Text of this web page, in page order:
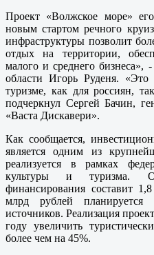
Проект «Волжское море»
новым стартом речного
инфраструктуры позволит
отдых на территории,
малого и среднего бизнеса»,
области Игорь Руденя. «Это
туризме, как для россиян,
подчеркнул Сергей Бачин,
«Васта Дискавери».
Как сообщается,
является одним из
реализуется в рамках
культуры и туризма.
финансирования составит
млрд рублей
источников. Реализация
году увеличить
более чем на 45%.